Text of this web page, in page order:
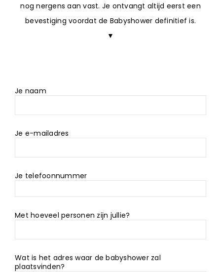
nog nergens aan vast. Je ontvangt altijd eerst een
bevestiging voordat de Babyshower definitief is.
▼
Je naam
Je e-mailadres
Je telefoonnummer
Met hoeveel personen zijn jullie?
Wat is het adres waar de babyshower zal
plaatsvinden?